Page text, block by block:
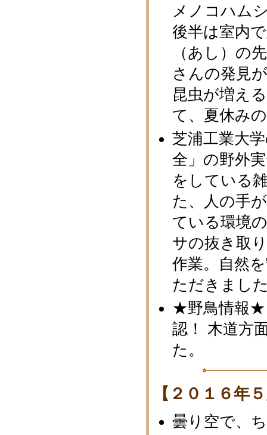
メノコハム
後半は室内
（あし）の
さんの発見
昆虫が増え
て、夏休み
芝浦工業大
全」の野外
をしている
た、人の手
ている環境
サの抜き取
作業。自然
ただきまし
★野鳥情報★
認！ 木道方
た。
【２０１６年
曇り空で、